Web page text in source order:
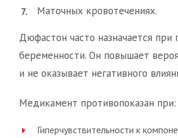
Маточных кровотечениях.
Дюфастон часто назначается при
беременности. Он повышает
и не оказывает негативного
Медикамент противопоказан при:
Гиперчувствительности к